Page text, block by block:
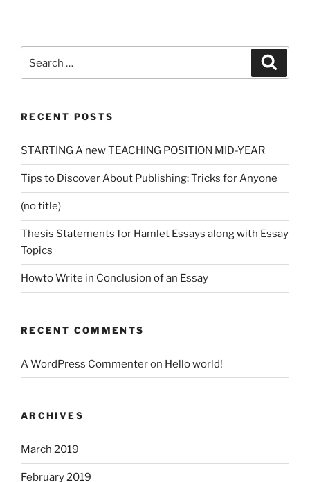
for:
RECENT POSTS
STARTING A new TEACHING POSITION MID-YEAR
Tips to Discover About Publishing: Tricks for Anyone
(no title)
Thesis Statements for Hamlet Essays along with Essay
Topics
Howto Write in Conclusion of an Essay
RECENT COMMENTS
A WordPress Commenteron Hello world!
ARCHIVES
March 2019
February 2019